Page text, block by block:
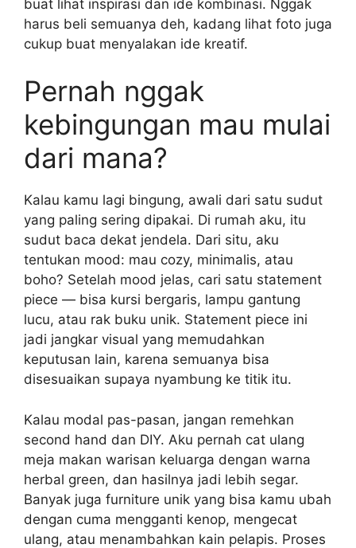
buat lihat inspirasi dan ide kombinasi. Nggak
harus beli semuanya deh, kadang lihat foto juga
cukup buat menyalakan ide kreatif.
Pernah nggak
kebingungan mau mulai
dari mana?
Kalau kamu lagi bingung, awali dari satu sudut
yang paling sering dipakai. Di rumah aku, itu
sudut baca dekat jendela. Dari situ, aku
tentukan mood: mau cozy, minimalis, atau
boho? Setelah mood jelas, cari satu statement
piece — bisa kursi bergaris, lampu gantung
lucu, atau rak buku unik. Statement piece ini
jadi jangkar visual yang memudahkan
keputusan lain, karena semuanya bisa
disesuaikan supaya nyambung ke titik itu.
Kalau modal pas-pasan, jangan remehkan
second hand dan DIY. Aku pernah cat ulang
meja makan warisan keluarga dengan warna
herbal green, dan hasilnya jadi lebih segar.
Banyak juga furniture unik yang bisa kamu ubah
dengan cuma mengganti kenop, mengecat
ulang, atau menambahkan kain pelapis. Proses